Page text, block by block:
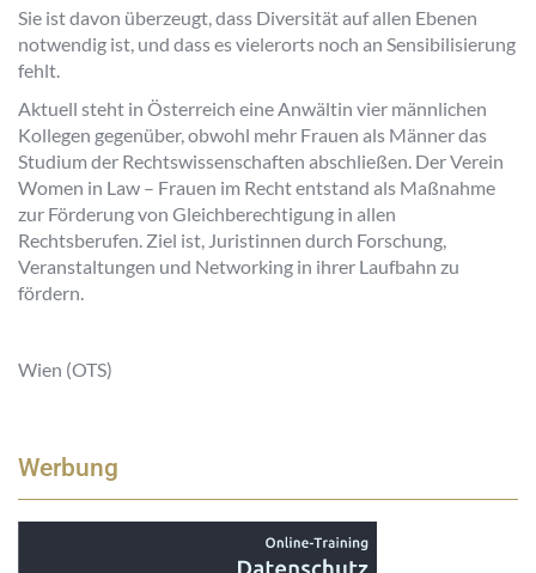
Sie ist davon überzeugt, dass Diversität auf allen Ebenen
notwendig ist, und dass es vielerorts noch an Sensibilisierung
fehlt.
Aktuell steht in Österreich eine Anwältin vier männlichen
Kollegen gegenüber, obwohl mehr Frauen als Männer das
Studium der Rechtswissenschaften abschließen. Der Verein
Women in Law – Frauen im Recht entstand als Maßnahme
zur Förderung von Gleichberechtigung in allen
Rechtsberufen. Ziel ist, Juristinnen durch Forschung,
Veranstaltungen und Networking in ihrer Laufbahn zu
fördern.
Wien (OTS)
Werbung